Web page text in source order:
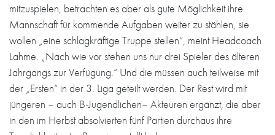
mitzuspielen, betrachten es aber als gute Möglichkeit ihre
Mannschaft für kommende Aufgaben weiter zu stählen, sie
wollen „eine schlagkräftige Truppe stellen“, meint Headcoach
Lahme. „Nach wie vor stehen uns nur drei Spieler des älteren
Jahrgangs zur Verfügung.“ Und die müssen auch teilweise mit
der „Ersten“ in der 3. Liga geteilt werden. Der Rest wird mit
jüngeren – auch B-Jugendlichen– Akteuren ergänzt, die aber
in den im Herbst absolvierten fünf Partien durchaus ihre